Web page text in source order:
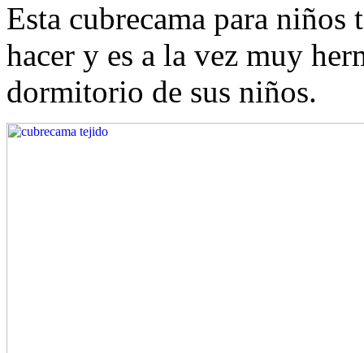
Esta cubrecama para
hacer y es a la vez muy
dormitorio de sus niños.